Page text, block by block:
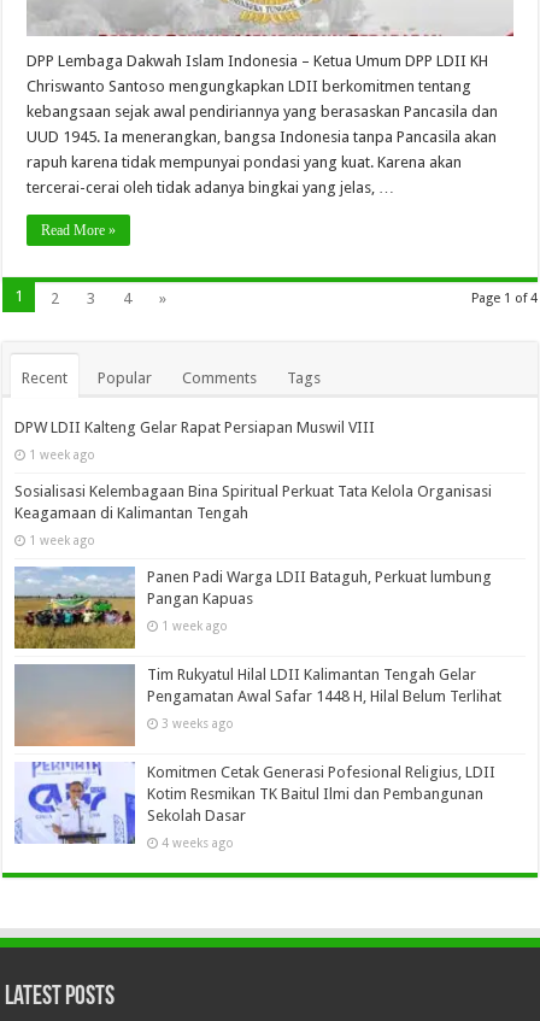
DPP Lembaga Dakwah Islam Indonesia – Ketua Umum DPP LDII KH
Chriswanto Santoso mengungkapkan LDII berkomitmen tentang
kebangsaan sejak awal pendiriannya yang berasaskan Pancasila dan
UUD 1945. Ia menerangkan, bangsa Indonesia tanpa Pancasila akan
rapuh karena tidak mempunyai pondasi yang kuat. Karena akan
tercerai-cerai oleh tidak adanya bingkai yang jelas, …
Read More »
Page 1 of 4
1 2 3 4 »
Recent Popular Comments Tags
DPW LDII Kalteng Gelar Rapat Persiapan Muswil VIII
1 week ago
Sosialisasi Kelembagaan Bina Spiritual Perkuat Tata Kelola Organisasi
Keagamaan di Kalimantan Tengah
1 week ago
Panen Padi Warga LDII Bataguh, Perkuat lumbung
Pangan Kapuas
1 week ago
Tim Rukyatul Hilal LDII Kalimantan Tengah Gelar
Pengamatan Awal Safar 1448 H, Hilal Belum Terlihat
3 weeks ago
Komitmen Cetak Generasi Pofesional Religius, LDII
Kotim Resmikan TK Baitul Ilmi dan Pembangunan
Sekolah Dasar
4 weeks ago
Latest Posts